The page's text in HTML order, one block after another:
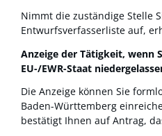
Nimmt die zuständige Stelle
Entwurfsverfasserliste auf,
Anzeige der Tätigkeit, wenn
EU-/EWR-Staat
Die Anzeige können Sie
Baden-Württemberg
bestätigt Ihnen auf Antrag,